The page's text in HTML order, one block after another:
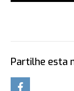
Partilhe esta